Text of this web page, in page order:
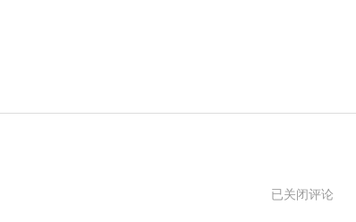
哔
已关闭评论